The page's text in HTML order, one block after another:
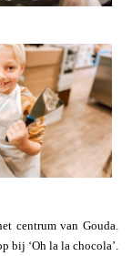
centrum van Gouda.
bij ‘Oh la la chocola’.